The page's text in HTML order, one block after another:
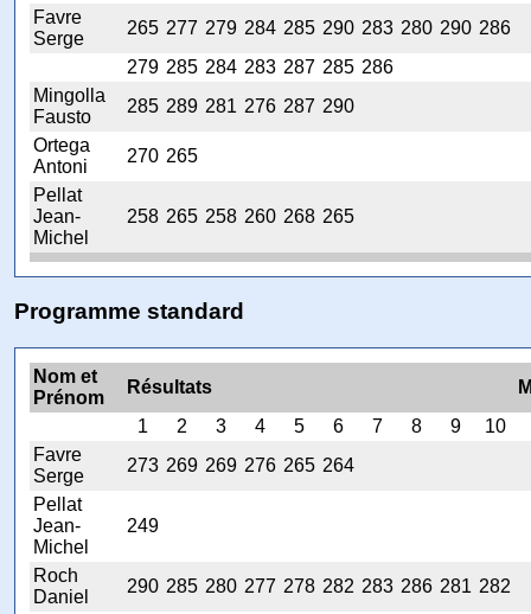
Favre
Serge
265 277 279 284 285 290 283 280 290 286
279 285 284 283 287 285 286
Mingolla
Fausto
285 289 281 276 287 290
Ortega
Antoni
270 265
Pellat
Jean-
Michel
258 265 258 260 268 265
Programme standard
Nom et
Prénom
Résultats
1
2 3 4 5 6 7 8 9
10
Favre
Serge
273 269 269 276 265 264
Pellat
Jean-
Michel
249
Roch
Daniel
290 285 280 277 278 282 283 286 281 282